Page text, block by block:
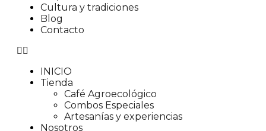
Cultura y tradiciones
Blog
Contacto
INICIO
Tienda
Café Agroecológico
Combos Especiales
Artesanías y experiencias
Nosotros